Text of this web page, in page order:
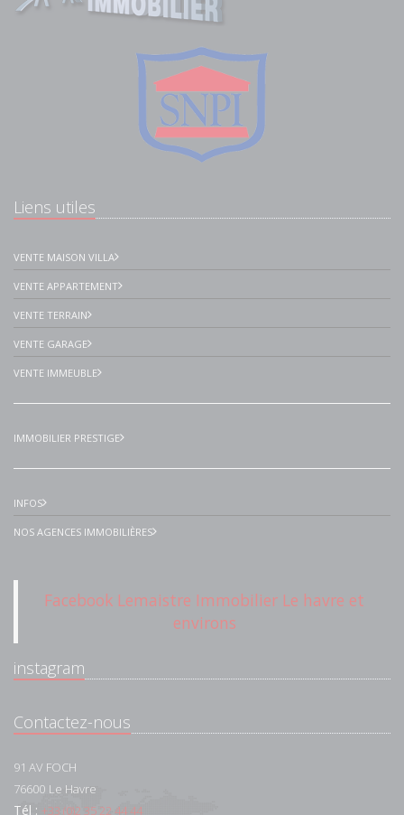
Liens utiles
VENTE MAISON VILLA
VENTE APPARTEMENT
VENTE TERRAIN
VENTE GARAGE
VENTE IMMEUBLE
IMMOBILIER PRESTIGE
INFOS
NOS AGENCES IMMOBILIÈRES
Facebook Lemaistre Immobilier Le havre et
environs
instagram
Contactez-nous
91 AV FOCH
76600 Le Havre
Tél : +33 (0)2 35 22 44 44